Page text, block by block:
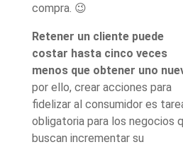
compra. 😉
Retener un cliente puede
costar hasta cinco veces
menos que obtener uno
por ello, crear acciones para
fidelizar al consumidor es
obligatoria para los negocios
buscan incrementar su